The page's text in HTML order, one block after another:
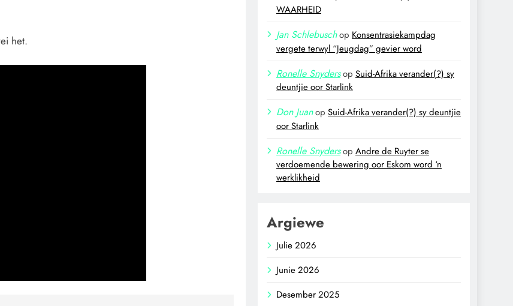
het.
WAARHEID
Jan Schlebuschop Konsentrasiekampdag
vergete terwyl “Jeugdag” gevier word
Ronelle Snydersop Suid-Afrika verander(?) sy
deuntjie oor Starlink
Don Juanop Suid-Afrika verander(?) sy deuntjie
oor Starlink
Ronelle Snydersop Andre de Ruyter se
verdoemende bewering oor Eskom word ‘n
werklikheid
Argiewe
Julie 2026
Junie 2026
Desember 2025